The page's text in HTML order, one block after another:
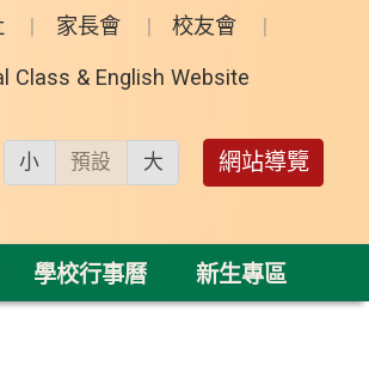
家長會 校友會
Class & English Website
小 預設 大 網站導覽
學校行事曆 新生專區